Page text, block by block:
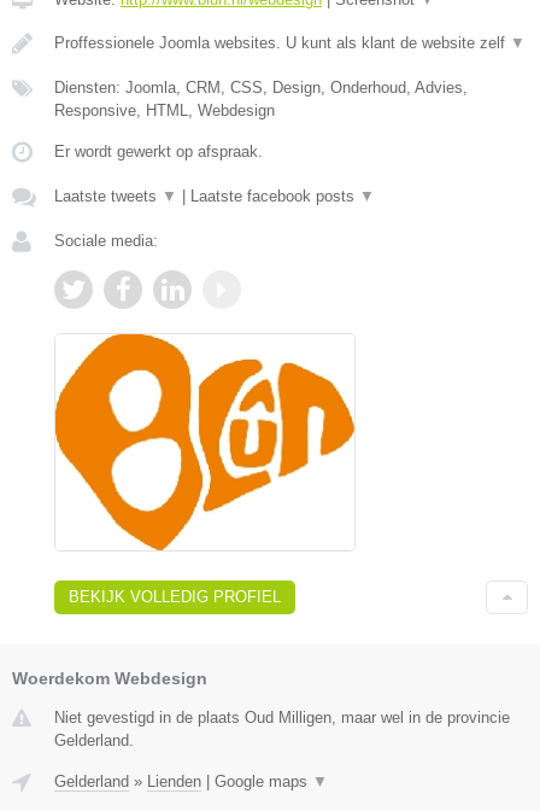
Proffessionele Joomla websites. U kunt als klant de website zelf ▼
Diensten: Joomla, CRM, CSS, Design, Onderhoud, Advies,
Responsive, HTML, Webdesign
Er wordt gewerkt op afspraak.
Laatste tweets ▼ Laatste facebook posts ▼
Sociale media:
BEKIJK VOLLEDIG PROFIEL
Woerdekom Webdesign
Niet gevestigd in de plaats Oud Milligen, maar wel in de provincie
Gelderland.
Gelderland » Lienden Google maps ▼